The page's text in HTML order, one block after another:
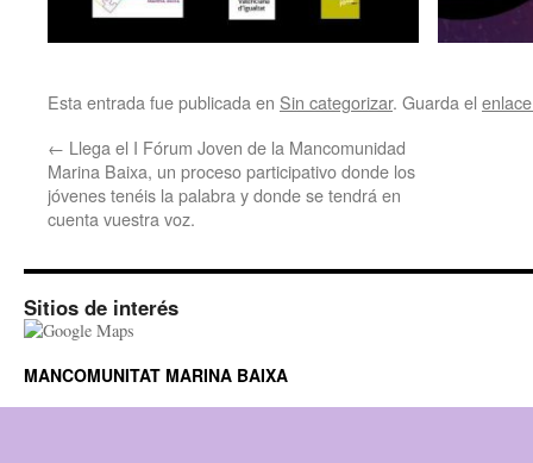
Esta entrada fue publicada en Sin categorizar. Guarda el
← Llega el I Fórum Joven de la Mancomunidad
Marina Baixa, un proceso participativo donde los
jóvenes tenéis la palabra y donde se tendrá en
cuenta vuestra voz.
Sitios de interés
MANCOMUNITAT MARINA BAIXA